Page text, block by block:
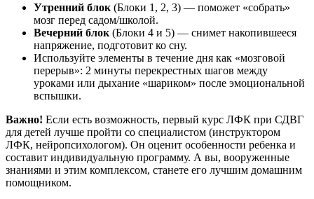
Утренний блок (Блоки 1, 2, 3) — поможет «собрать»
мозг перед садом/школой.
Вечерний блок (Блоки 4 и 5) — снимет накопившееся
напряжение, подготовит ко сну.
Используйте элементы в течение дня как «мозговой
перерыв»: 2 минуты перекрестных шагов между
уроками или дыхание «шариком» после эмоциональной
вспышки.
Важно! Если есть возможность, первый курс ЛФК при СДВГ
для детей лучше пройти со специалистом (инструктором
ЛФК, нейропсихологом). Он оценит особенности ребенка и
составит индивидуальную программу. А вы, вооруженные
знаниями и этим комплексом, станете его лучшим домашним
помощником.